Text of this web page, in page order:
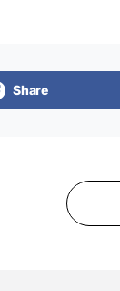
Share